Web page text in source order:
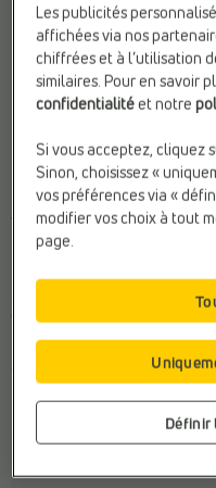
ESCARPINS MONTANTS
Tango
Fermeture:
Hauteur de talon:Entre (5 - 8
Web-Only:N
Les publicités
affichées via nos
chiffrées et à l’utilisation
similaires. Pour en savoir
confidentialitéet notre
Si vous acceptez, cliquez
Sinon, choisissez «
vos préférences via «
modifier vos choix à tout
page.
Définir